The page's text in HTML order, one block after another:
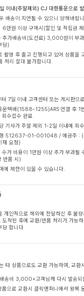
이내(주말제외) CJ 대한통운으로
배송이 지연될 수 있으니 양해바랍
6만원 이상 구매시(할인 및 적립금
추가배송비(도선료) 3,000원이 부
담)
촬영 후 출고 진행되고 있어 상품을
처리 절대 불가합니다.
7일 이내 고객센터 또는 게시판으
운택배(1588-1255)ARS 연결 후 1
수접수 완료
기사가 주말 제외 1-2일 이내에 회
행 512637-01-001048 / 예금주 : (
재 요청)
수거 비용이 1만원 이상 추가 부과될
반품 시)
에 제한이 있을 수 있습니다.
개인적으로 해외에 전달하신 후 불
도착된 후에 교환/반품 처리가 가능
담 합니다
타 상품으로도 교환 가능하며, 교
배송비 3,000+고객님께 다시 발송
으로 교환시 클릭앤퍼니에서 왕복